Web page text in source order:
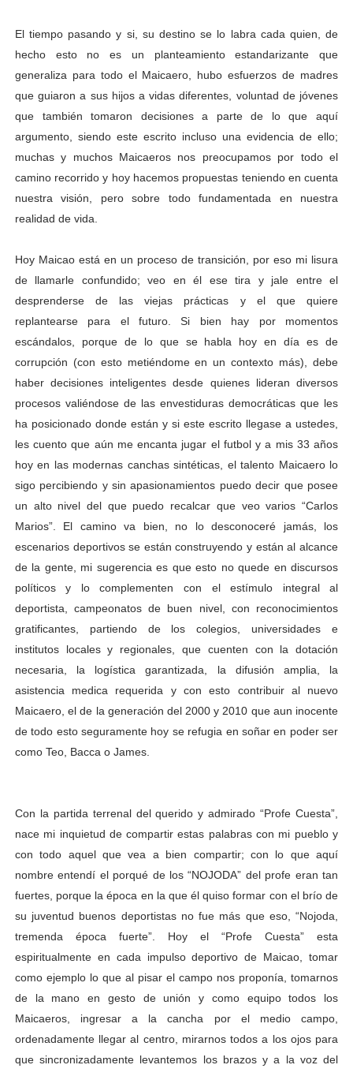
El tiempo pasando y si, su destino se lo labra cada quien, de
hecho esto no es un planteamiento estandarizante que
generaliza para todo el Maicaero, hubo esfuerzos de madres
que guiaron a sus hijos a vidas diferentes, voluntad de jóvenes
que también tomaron decisiones a parte de lo que aquí
argumento, siendo este escrito incluso una evidencia de ello;
muchas y muchos Maicaeros nos preocupamos por todo el
camino recorrido y hoy hacemos propuestas teniendo en cuenta
nuestra visión, pero sobre todo fundamentada en nuestra
realidad de vida.
Hoy Maicao está en un proceso de transición, por eso mi lisura
de llamarle confundido; veo en él ese tira y jale entre el
desprenderse de las viejas prácticas y el que quiere
replantearse para el futuro. Si bien hay por momentos
escándalos, porque de lo que se habla hoy en día es de
corrupción (con esto metiéndome en un contexto más), debe
haber decisiones inteligentes desde quienes lideran diversos
procesos valiéndose de las envestiduras democráticas que les
ha posicionado donde están y si este escrito llegase a ustedes,
les cuento que aún me encanta jugar el futbol y a mis 33 años
hoy en las modernas canchas sintéticas, el talento Maicaero lo
sigo percibiendo y sin apasionamientos puedo decir que posee
un alto nivel del que puedo recalcar que veo varios “Carlos
Marios”. El camino va bien, no lo desconoceré jamás, los
escenarios deportivos se están construyendo y están al alcance
de la gente, mi sugerencia es que esto no quede en discursos
políticos y lo complementen con el estímulo integral al
deportista, campeonatos de buen nivel, con reconocimientos
gratificantes, partiendo de los colegios, universidades e
institutos locales y regionales, que cuenten con la dotación
necesaria, la logística garantizada, la difusión amplia, la
asistencia medica requerida y con esto contribuir al nuevo
Maicaero, el de la generación del 2000 y 2010 que aun inocente
de todo esto seguramente hoy se refugia en soñar en poder ser
como Teo, Bacca o James.
Con la partida terrenal del querido y admirado “Profe Cuesta”,
nace mi inquietud de compartir estas palabras con mi pueblo y
con todo aquel que vea a bien compartir; con lo que aquí
nombre entendí el porqué de los “NOJODA” del profe eran tan
fuertes, porque la época en la que él quiso formar con el brío de
su juventud buenos deportistas no fue más que eso, “Nojoda,
tremenda época fuerte”. Hoy el “Profe Cuesta” esta
espiritualmente en cada impulso deportivo de Maicao, tomar
como ejemplo lo que al pisar el campo nos proponía, tomarnos
de la mano en gesto de unión y como equipo todos los
Maicaeros, ingresar a la cancha por el medio campo,
ordenadamente llegar al centro, mirarnos todos a los ojos para
que sincronizadamente levantemos los brazos y a la voz del